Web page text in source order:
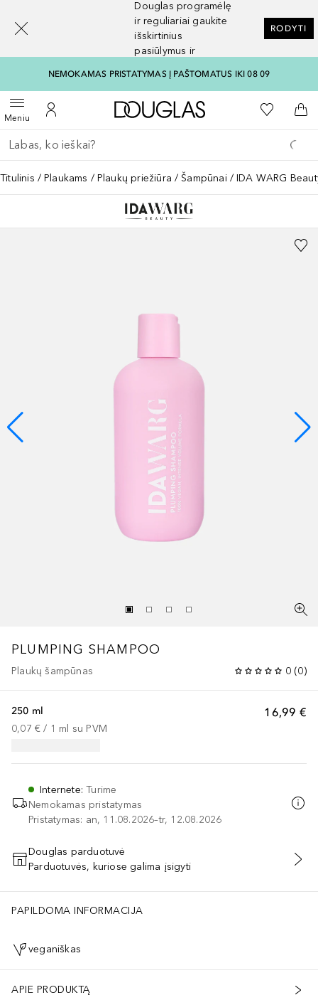
Douglas programėlę
ir reguliariai gaukite
išskirtinius
pasiūlymus ir
RODYTI
NEMOKAMAS PRISTATYMAS Į PAŠTOMATUS IKI 08 09
MeniuAtidaryti meniuĮ mano paskyrą
Į Douglas pagrindinį
Į mano
Į
Grįžk atgal
Vykdykite paiešką
Titulinis Plaukams Plaukų priežiūra Šampūnai IDA WARG
PLUMPING SHAMPOO
Plaukų šampūnas 0 (0)
16,99 €
250 ml
0,07 € / 1 ml su PVM
Internete:Turime
Nemokamas pristatymas
Pristatymas: an, 11.08.2026–tr, 12.08.2026
PRIDĖTI Į KREPŠELĮ
Douglas parduotuvė
Parduotuvės, kuriose galima įsigyti
PAPILDOMA INFORMACIJA
veganiškas
APIE PRODUKTĄ
[navigation.slideout.screenreader]